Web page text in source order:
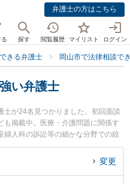
弁護士の方はこちら
探す 閲覧履歴 マイリスト ログイン
きる弁護士 岡山市で法律相談で
い弁護士
士が24名見つかりました。初回面談
掲載中。医療・介護問題に関係す
婦人科の訴訟等の細かな分野での絞
人山本・坪井綜合法律事務所 岡山オ
所の小池 知久弁護士、葵綜合法律事
変更